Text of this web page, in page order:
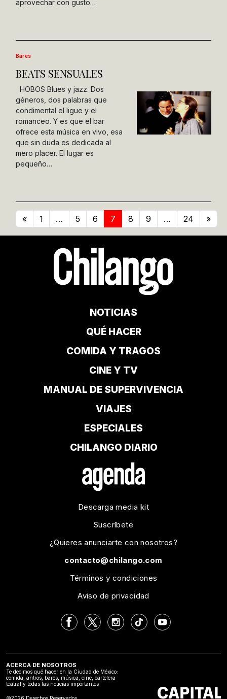
aprovechar con gusto…
Bares
BEATS SENSUALES
HOBOS Blues y jazz. Dos
géneros, dos palabras que
condimental el ligue y el
romanceo. Y es que el bar
ofrece esta música en vivo, esa
que sin duda es dedicada al
mero placer. El lugar es
pequeño…
« 1 … 5 6 7 8 9 … 24 »
NOTICIAS
QUÉ HACER
COMIDA Y TRAGOS
CINE Y TV
MANUAL DE SUPERVIVENCIA
VIAJES
ESPECIALES
CHILANGO DIARIO
Descarga media kit
Suscríbete
¿Quieres anunciarte con nosotros?
contacto@chilango.com
Términos y condiciones
Aviso de privacidad
ACERCA DE NOSOTROS
Te decimos qué hacer en la Ciudad de México:
comida, antros, bares, música, cine, cartelera
teatral y todas las noticias importantes